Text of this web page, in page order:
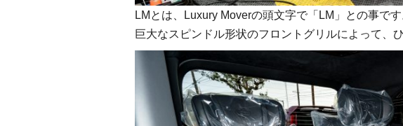
LMとは、Luxury Moverの頭文字で「LM」との事です
巨大なスピンドル形状のフロントグリルによって、